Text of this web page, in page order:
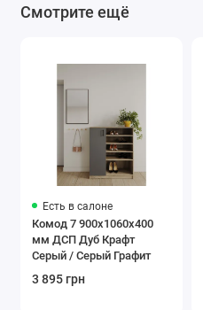
Смотрите ещё
Есть в салоне
Комод 7 900х1060х400
мм ДСП Дуб Крафт
Серый / Серый Графит
3 895 грн